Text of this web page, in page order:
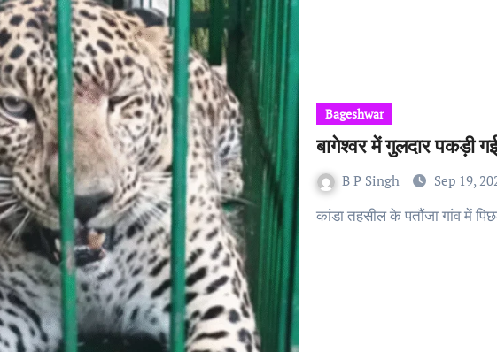
Bageshwar
बागेश्वर में गुलदार पकड़ी
B P Singh Sep 19,
कांडा तहसील के पतौंजा गांव में